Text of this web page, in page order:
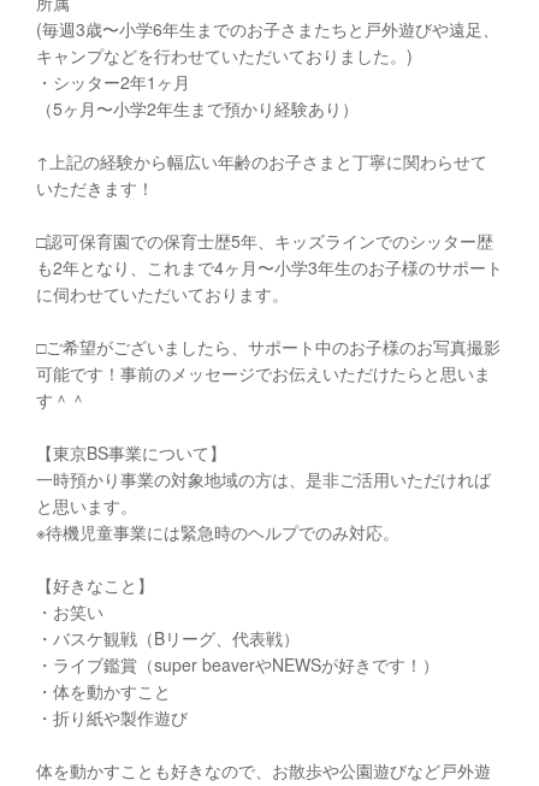
(毎週3歳〜小学6年生までのお子さまたちと戸外遊びや遠足、
キャンプなどを行わせていただいておりました。)
・シッター2年1ヶ月
（5ヶ月〜小学2年生まで預かり経験あり）
↑上記の経験から幅広い年齢のお子さまと丁寧に関わらせて
いただきます！
□︎認可保育園での保育士歴5年、キッズラインでのシッター歴
も2年となり、これまで4ヶ月〜小学3年生のお子様のサポート
に伺わせていただいております。
□︎ご希望がございましたら、サポート中のお子様のお写真撮影
可能です！事前のメッセージでお伝えいただけたらと思いま
す＾＾
【東京BS事業について】
一時預かり事業の対象地域の方は、是非ご活用いただければ
と思います。
※待機児童事業には緊急時のヘルプでのみ対応。
【好きなこと】
・お笑い
・バスケ観戦（Bリーグ、代表戦）
・ライブ鑑賞（super beaverやNEWSが好きです！）
・体を動かすこと
・折り紙や製作遊び
体を動かすことも好きなので、お散歩や公園遊びなど戸外遊